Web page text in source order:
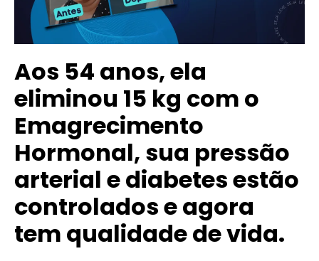
Aos 54 anos, ela
eliminou 15 kg com o
Emagrecimento
Hormonal, sua pressão
arterial e diabetes estão
controlados e agora
tem qualidade de vida.